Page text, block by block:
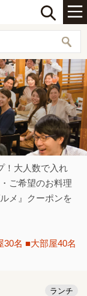
！大人数で入れ
ご希望のお料理
メ』クーポンを
30名 ■大部屋40名
ランチ